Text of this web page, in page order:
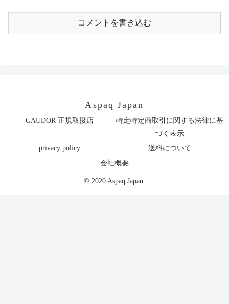
コメントを書き込む
Aspaq Japan
GAUDOR 正規取扱店
特定特定商取引に関する法律に基
づく表示
privacy policy
送料について
会社概要
© 2020 Aspaq Japan.